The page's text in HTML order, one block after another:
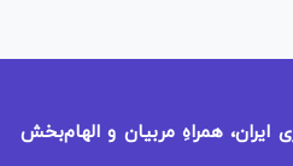
ایران، همراهِ مربیان و الهام‌بخش